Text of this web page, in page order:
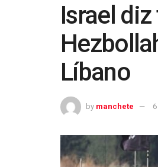
Israel
Líbano
by manchete